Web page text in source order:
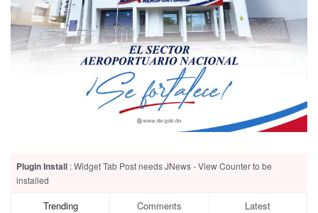
Plugin Install : Widget Tab Post needs JNews - View Counter to be
installed
Trending Comments Latest